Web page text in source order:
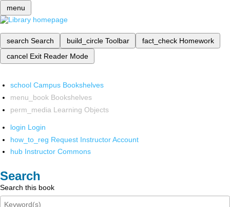
menu
search Search build_circle Toolbar fact_check Homework
cancel Exit Reader Mode
school Campus Bookshelves
menu_book Bookshelves
perm_media Learning Objects
login Login
how_to_reg Request Instructor Account
hub Instructor Commons
Search
Search this book